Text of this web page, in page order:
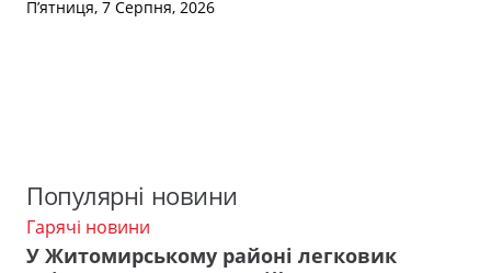
П’ятниця, 7 Серпня, 2026
Популярні новини
Гарячі новини
У Житомирському районі легковик